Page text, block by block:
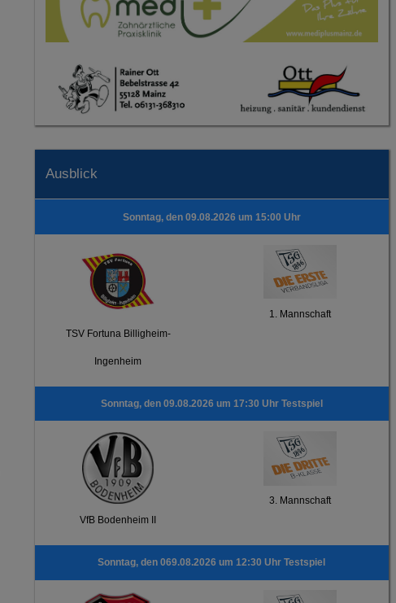
Ausblick
Sonntag, den 09.08.2026 um 15:00 Uhr
TSV Fortuna Billigheim-
Ingenheim
1. Mannschaft
Sonntag, den 09.08.2026 um 17:30 Uhr Testspiel
VfB Bodenheim II
3. Mannschaft
Sonntag, den 069.08.2026 um 12:30 Uhr Testspiel